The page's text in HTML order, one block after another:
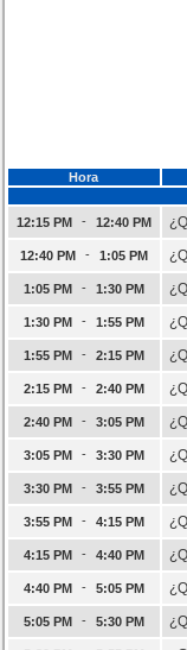
Hora
12:15 PM
- 12:40 PM
12:40 PM - 1:05 PM
1:05 PM - 1:30 PM
1:30 PM - 1:55 PM
1:55 PM - 2:15 PM
2:15 PM - 2:40 PM
2:40 PM - 3:05 PM
3:05 PM - 3:30 PM
3:30 PM - 3:55 PM
3:55 PM - 4:15 PM
4:15 PM - 4:40 PM
4:40 PM - 5:05 PM
5:05 PM - 5:30 PM